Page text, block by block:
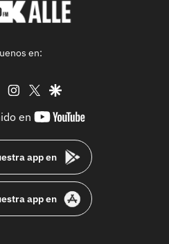
en:
tiktok instagram
twittergoogle
en
youtube-
app en
app en